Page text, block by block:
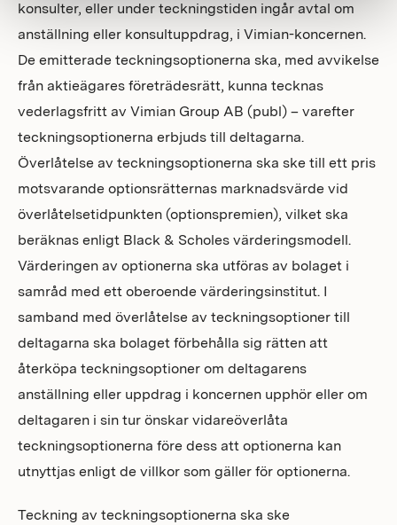
konsulter, eller under teckningstiden ingår avtal om
anställning eller konsultuppdrag, i Vimian-koncernen.
De emitterade teckningsoptionerna ska, med avvikelse
från aktieägares företrädesrätt, kunna tecknas
vederlagsfritt av Vimian Group AB (publ) – varefter
teckningsoptionerna erbjuds till deltagarna.
Överlåtelse av teckningsoptionerna ska ske till ett pris
motsvarande optionsrätternas marknadsvärde vid
överlåtelsetidpunkten (optionspremien), vilket ska
beräknas enligt Black & Scholes värderingsmodell.
Värderingen av optionerna ska utföras av bolaget i
samråd med ett oberoende värderingsinstitut. I
samband med överlåtelse av teckningsoptioner till
deltagarna ska bolaget förbehålla sig rätten att
återköpa teckningsoptioner om deltagarens
anställning eller uppdrag i koncernen upphör eller om
deltagaren i sin tur önskar vidareöverlåta
teckningsoptionerna före dess att optionerna kan
utnyttjas enligt de villkor som gäller för optionerna.
Teckning av teckningsoptionerna ska ske